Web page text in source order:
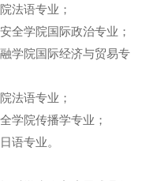
法语专业；
全学院国际政治专业；
学院国际经济与贸易专
法语专业；
学院传播学专业；
语专业。